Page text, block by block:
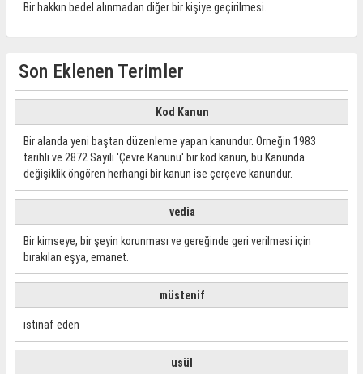
Bir hakkın bedel alınmadan diğer bir kişiye geçirilmesi.
Son Eklenen Terimler
Kod Kanun
Bir alanda yeni baştan düzenleme yapan kanundur. Örneğin 1983
tarihli ve 2872 Sayılı 'Çevre Kanunu' bir kod kanun, bu Kanunda
değişiklik öngören herhangi bir kanun ise çerçeve kanundur.
vedia
Bir kimseye, bir şeyin korunması ve gereğinde geri verilmesi için
bırakılan eşya, emanet.
müstenif
istinaf eden
usül